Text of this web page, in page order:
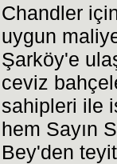
Chandler
uygun
Şarköy'e
ceviz
sahipleri ile
hem Sayın
Bey'den